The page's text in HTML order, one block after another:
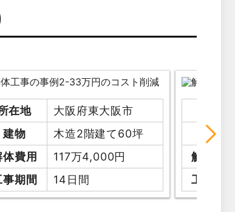
在地
大阪府東大阪市
建物
木造2階建て60坪
体費用
117万4,000円
事期間
14日間
建物
解体費用
工事期間